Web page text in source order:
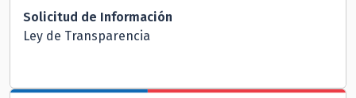
Solicitud de Información
Ley de Transparencia